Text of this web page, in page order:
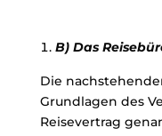
B) Das
Die
Grundlagen des
Reisevertrag